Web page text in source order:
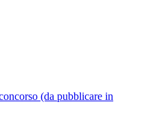
(da pubblicare in